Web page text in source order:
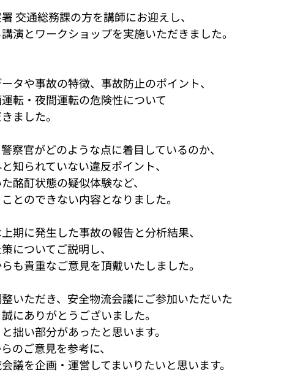
交通総務課の方を講師にお迎えし、
演とワークショップを実施いただきました。
タや事故の特徴、事故防止のポイント、
転・夜間運転の危険性について
ました。
察官がどのような点に着目しているのか、
知られていない違反ポイント、
酩酊状態の疑似体験など、
とのできない内容となりました。
期に発生した事故の報告と分析結果、
についてご説明し、
も貴重なご意見を頂戴いたしました。
いただき、安全物流会議にご参加いただいた
にありがとうございました。
拙い部分があったと思います。
のご意見を参考に、
議を企画・運営してまいりたいと思います。